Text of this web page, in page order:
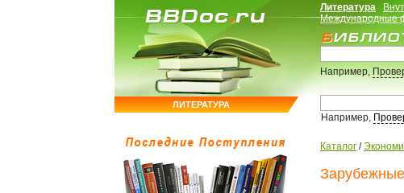
ЛИТЕРАТУРА
Литература
Международные
Например,
Например,
Каталог /